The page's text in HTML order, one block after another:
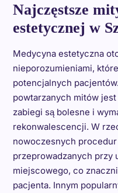
Najczęstsze
estetycznej w
Medycyna estetyczna
nieporozumieniami,
potencjalnych
powtarzanych mitów
zabiegi są bolesne i
rekonwalescencji. W
nowoczesnych
przeprowadzanych przy
miejscowego, co
pacjenta. Innym